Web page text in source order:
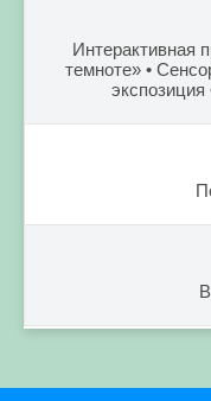
Интерактивная
темноте» •